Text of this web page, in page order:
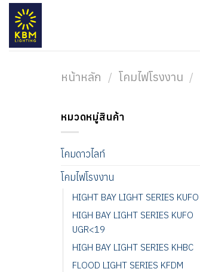
ข้าม
เนื้อหา
หน้าหลัก / โคมไฟโรงงาน /
หมวดหมู่สินค้า
โคมดาวไลท์
โคมไฟโรงงาน
HIGHT BAY LIGHT SERIES KUFO
HIGH BAY LIGHT SERIES KUFO
UGR<19
HIGH BAY LIGHT SERIES KHBC
FLOOD LIGHT SERIES KFDM